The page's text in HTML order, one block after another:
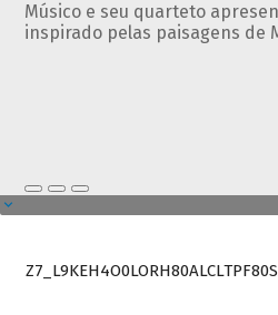
Músico e seu quarteto
inspirado pelas paisagens de